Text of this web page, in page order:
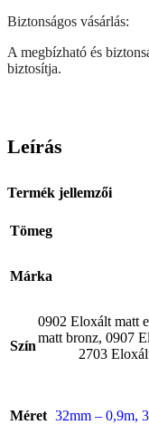
Biztonságos vásárlás:
A megbízható és
biztosítja.
Leírás
Termék jellemzői
Tömeg
Márka
Szín
0902 Eloxált matt
matt bronz, 0907
2703
Méret 32mm – 0,9m,